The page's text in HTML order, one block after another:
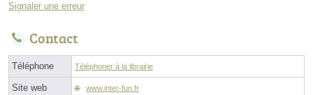
Signaler une erreur
Contact
Téléphone Téléphoner à la librairie
Site web www.inter-fun.fr